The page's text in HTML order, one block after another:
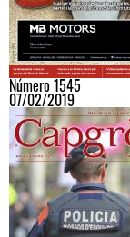
Número 1545
07/02/2019